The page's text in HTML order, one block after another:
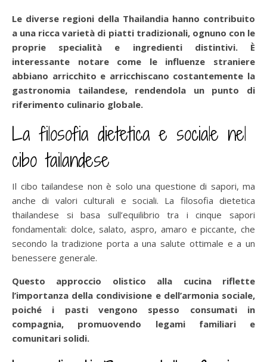
Le diverse regioni della Thailandia hanno contribuito
a una ricca varietà di piatti tradizionali, ognuno con le
proprie specialità e ingredienti distintivi. È
interessante notare come le influenze straniere
abbiano arricchito e arricchiscano costantemente la
gastronomia tailandese, rendendola un punto di
riferimento culinario globale.
La filosofia dietetica e sociale nel
cibo tailandese
Il cibo tailandese non è solo una questione di sapori, ma
anche di valori culturali e sociali. La filosofia dietetica
thailandese si basa sull’equilibrio tra i cinque sapori
fondamentali: dolce, salato, aspro, amaro e piccante, che
secondo la tradizione porta a una salute ottimale e a un
benessere generale.
Questo approccio olistico alla cucina riflette
l’importanza della condivisione e dell’armonia sociale,
poiché i pasti vengono spesso consumati in
compagnia, promuovendo legami familiari e
comunitari solidi.